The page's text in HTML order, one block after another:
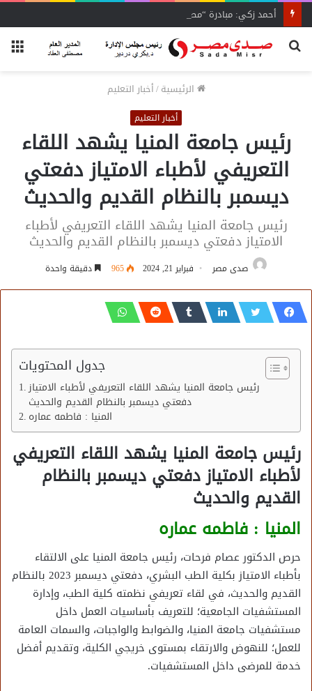
أحمد زكي: مبادرة “مصر تنطلق بالتصدير”
بحث
الرئيسية/أخبار التعليم
أخبار التعليم
رئيس جامعة المنيا يشهد اللقاء
التعريفي لأطباء الامتياز دفعتي
ديسمبر بالنظام القديم والحديث
رئيس جامعة المنيا يشهد اللقاء التعريفي لأطباء
الامتياز دفعتي ديسمبر بالنظام القديم والحديث
صدى مصر فبراير 21, 2024 965 دقيقة واحدة
جدول المحتويات
رئيس جامعة المنيا يشهد اللقاء التعريفي لأطباء الامتياز
دفعتي ديسمبر بالنظام القديم والحديث
المنيا : فاطمه عماره
رئيس جامعة المنيا يشهد اللقاء التعريفي
لأطباء الامتياز دفعتي ديسمبر بالنظام
القديم والحديث
المنيا : فاطمه عماره
حرص الدكتور عصام فرحات، رئيس جامعة المنيا على الالتقاء
بأطباء الامتياز بكلية الطب البشري، دفعتي ديسمبر 2023 بالنظام
القديم والحديث، في لقاء تعريفي نظمته كلية الطب، وإدارة
المستشفيات الجامعية؛ للتعريف بأساسيات العمل داخل
مستشفيات جامعة المنيا، والضوابط والواجبات، والسمات العامة
للعمل؛ للنهوض والارتقاء بمستوى خريجي الكلية، وتقديم أفضل
خدمة للمرضى داخل المستشفيات.